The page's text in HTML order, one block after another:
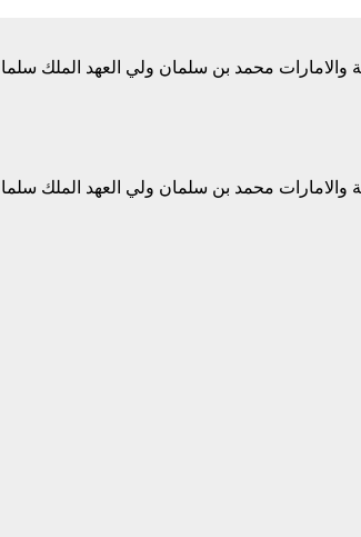
محمد بن سلمان ولي العهد الملك
محمد بن سلمان ولي العهد الملك